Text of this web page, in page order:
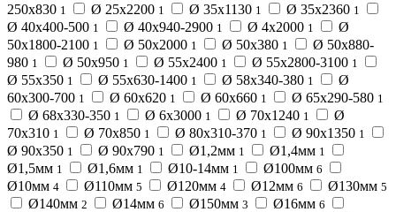
250х830 1 Ø 25х2200 1 Ø 35х1130 1 Ø 35х2360 1
Ø 40х400-500 1 Ø 40х940-2900 1 Ø 4х2000 1
Ø
50х1800-2100 1 Ø 50х2000 1 Ø 50х380 1
Ø 50х880-
980 1 Ø 50х950 1 Ø 55х2400 1 Ø 55х2800-3100 1
Ø 55х350 1 Ø 55х630-1400 1 Ø 58х340-380 1
Ø
60х300-700 1 Ø 60х620 1 Ø 60х660 1 Ø 65х290-580 1
Ø 68х330-350 1 Ø 6х3000 1 Ø 70х1240 1
Ø
70х310 1 Ø 70х850 1 Ø 80х310-370 1 Ø 90х1350 1
Ø 90х350 1 Ø 90х790 1 Ø1,2мм 1 Ø1,4мм 1
Ø1,5мм 1 Ø1,6мм 1 Ø10-14мм 1 Ø100мм 6
Ø10мм 4 Ø110мм 5 Ø120мм 4 Ø12мм 6 Ø130мм 5
Ø140мм 2 Ø14мм 6 Ø150мм 3 Ø16мм 6